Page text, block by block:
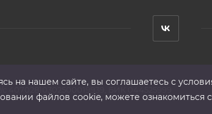
40702810302500019939, БИК 044525999
на нашем сайте, вы соглашаетесь с
файлов cookie, можете ознакомиться